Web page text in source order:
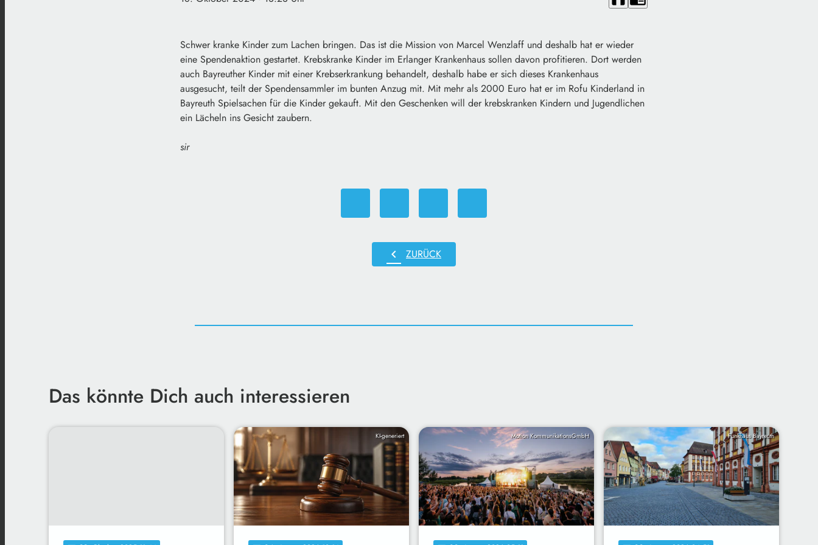
Schwer kranke Kinder zum Lachen bringen. Das ist die Mission von Marcel Wenzlaff und deshalb hat er wieder
eine Spendenaktion gestartet. Krebskranke Kinder im Erlanger Krankenhaus sollen davon profitieren. Dort werden
auch Bayreuther Kinder mit einer Krebserkrankung behandelt, deshalb habe er sich dieses Krankenhaus
ausgesucht, teilt der Spendensammler im bunten Anzug mit. Mit mehr als 2000 Euro hat er im Rofu Kinderland in
Bayreuth Spielsachen für die Kinder gekauft. Mit den Geschenken will der krebskranken Kindern und Jugendlichen
ein Lächeln ins Gesicht zaubern.
sir
chevron_left ZURÜCK
Das könnte Dich auch interessieren
KI-generiert Motion KommunikationsGmbH Funkhaus Bayreuth